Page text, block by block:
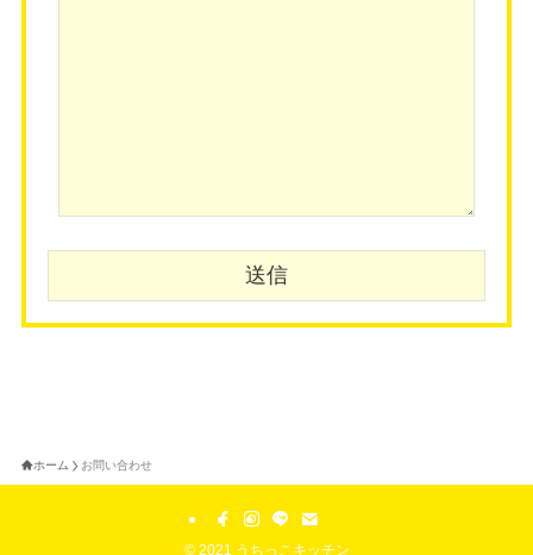
ホーム お問い合わせ
©2021 うちっこキッチン